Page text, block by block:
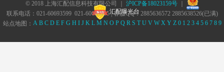
© 2018 上海汇配信息科技有限公司 ｜ 沪ICP备18023159号｜
汇配曝光台
联系电话：021-60693599 021-60693555 | 客服QQ：2885636572 2885638526(已满)
站点地图： A B C D E F G H I J K L M N O P Q R S T U V W X Y Z 0 1 2 3 4 5 6 7 8 9